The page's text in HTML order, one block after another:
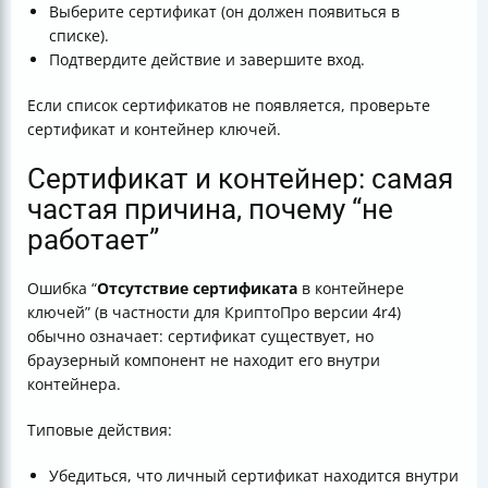
Выберите сертификат (он должен появиться в
списке).
Подтвердите действие и завершите вход.
Если список сертификатов не появляется, проверьте
сертификат и контейнер ключей.
Сертификат и контейнер: самая
частая причина, почему “не
работает”
Ошибка “Отсутствие сертификата в контейнере
ключей” (в частности для КриптоПро версии 4r4)
обычно означает: сертификат существует, но
браузерный компонент не находит его внутри
контейнера.
Типовые действия:
Убедиться, что личный сертификат находится внутри